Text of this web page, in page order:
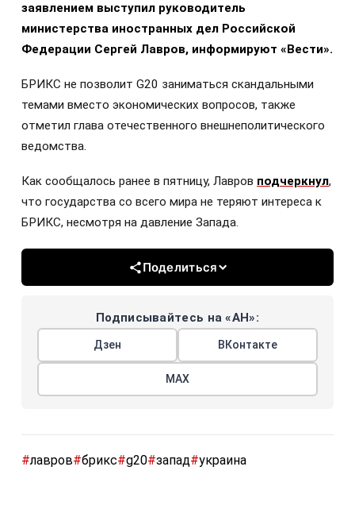
заявлением выступил руководитель
министерства иностранных дел Российской
Федерации Сергей Лавров, информируют «Вести».
БРИКС не позволит G20 заниматься скандальными
темами вместо экономических вопросов, также
отметил глава отечественного внешнеполитического
ведомства.
Как сообщалось ранее в пятницу, Лавров подчеркнул,
что государства со всего мира не теряют интереса к
БРИКС, несмотря на давление Запада.
Поделиться
Подписывайтесь на «АН»:
Дзен ВКонтакте
МАХ
#лавров#брикс#g20#запад#украина